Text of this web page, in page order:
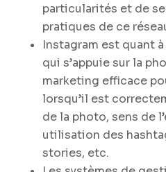
particularités et de
pratiques de ce
Instagram est quant
qui s’appuie sur la
marketing efficace
lorsqu’il est
de la photo, sens de
utilisation des
stories, etc.